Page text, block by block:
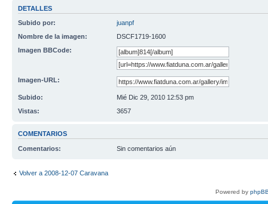
DETALLES
Subido por:
juanpf
Nombre de la imagen:
DSCF1719-1600
Imagen BBCode:
Imagen-URL:
Subido:
Mié Dic 29, 2010 12:53 pm
Vistas:
3657
COMENTARIOS
Comentarios: Sin comentarios aún
Volver a 2008-12-07 Caravana
Powered by